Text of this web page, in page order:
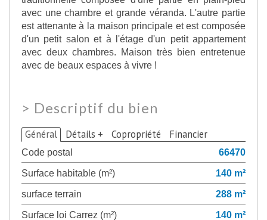
avec une chambre et grande véranda. L'autre partie
est attenante à la maison principale et est composée
d'un petit salon et à l'étage d'un petit appartement
avec deux chambres. Maison très bien entretenue
avec de beaux espaces à vivre !
> Descriptif du bien
Général Détails + Copropriété Financier
Code postal
66470
Surface habitable (m²)
140 m²
surface terrain
288 m²
Surface loi Carrez (m²)
140 m²